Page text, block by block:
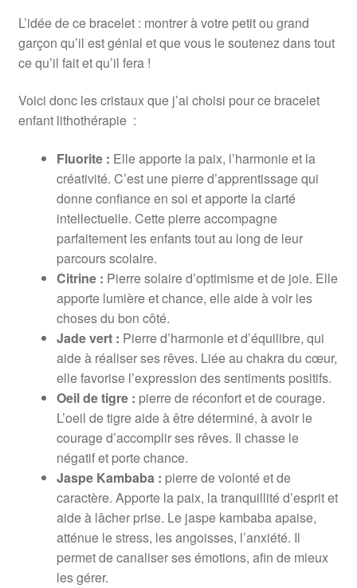
L’idée de ce bracelet : montrer à votre petit ou grand
garçon qu’il est génial et que vous le soutenez dans tout
ce qu’il fait et qu’il fera !
Voici donc les cristaux que j’ai choisi pour ce bracelet
enfant lithothérapie :
Fluorite : Elle apporte la paix, l’harmonie et la
créativité. C’est une pierre d’apprentissage qui
donne confiance en soi et apporte la clarté
intellectuelle. Cette pierre accompagne
parfaitement les enfants tout au long de leur
parcours scolaire.
Citrine : Pierre solaire d’optimisme et de joie. Elle
apporte lumière et chance, elle aide à voir les
choses du bon côté.
Jade vert : Pierre d’harmonie et d’équilibre, qui
aide à réaliser ses rêves. Liée au chakra du cœur,
elle favorise l’expression des sentiments positifs.
Oeil de tigre : pierre de réconfort et de courage.
L’oeil de tigre aide à être déterminé, à avoir le
courage d’accomplir ses rêves. Il chasse le
négatif et porte chance.
Jaspe Kambaba : pierre de volonté et de
caractère. Apporte la paix, la tranquillité d’esprit et
aide à lâcher prise. Le jaspe kambaba apaise,
atténue le stress, les angoisses, l’anxiété. Il
permet de canaliser ses émotions, afin de mieux
les gérer.